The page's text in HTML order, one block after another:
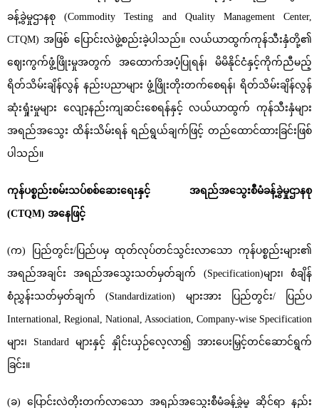
ခန့်ခွဲမှုဌာနစု (Commodity Testing and Quality Management Center,
CTQM) အဖြစ် ပြောင်းလဲဖွဲ့စည်းခဲ့ပါသည်။ လယ်ယာထွက်ကုန်သီးနှံတို့၏
ဈေးကွက်ဖွံ့ဖြိုးမှုအတွက် အထောက်အပံ့ပြုရန်၊ မိမိနိုင်ငံနှင့်ကိုက်ညီမည့်
ရိတ်သိမ်းချိန်လွန် နည်းပညာများ ဖွံ့ဖြိုးတိုးတက်စေရန်၊ ရိတ်သိမ်းချိန်လွန်
ဆုံးရှုံးမှုများ လျော့နည်းကျဆင်းစေရန်နှင့် လယ်ယာထွက် ကုန်သီးနှံများ
အရည်အသွေး ထိန်းသိမ်းရန် ရည်ရွယ်ချက်ဖြင့် တည်ထောင်ထားခြင်းဖြစ်
ပါသည်။
ကုန်ပစ္စည်းစမ်းသပ်စစ်ဆေးရေးနှင့် အရည်အသွေးစီမံခန့်ခွဲမှုဌာနစု
(CTQM) အနေဖြင့်
(က) ပြည်တွင်း/ပြည်ပမှ ထုတ်လုပ်တင်သွင်းလာသော ကုန်ပစ္စည်းများ၏
အရည်အချင်း အရည်အသွေးသတ်မှတ်ချက် (Specification)များ၊ စံချိန်
စံညွှန်းသတ်မှတ်ချက် (Standardization) များအား ပြည်တွင်း/ ပြည်ပ
International, Regional, National, Association, Company-wise Specification
များ၊ Standard များနှင့် နှိုင်းယှဉ်လေ့လာ၍ အားပေးမြှင့်တင်ဆောင်ရွက်
ခြင်း။
(ခ) ပြောင်းလဲတိုးတက်လာသော အရည်အသွေးစီမံခန့်ခွဲမှု ဆိုင်ရာ နည်း